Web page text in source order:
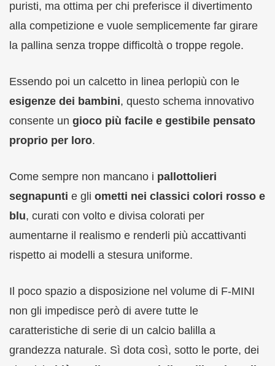
puristi, ma ottima per chi preferisce il divertimento
alla competizione e vuole semplicemente far girare
la pallina senza troppe difficoltà o troppe regole.
Essendo poi un calcetto in linea perlopiù con le
esigenze dei bambini, questo schema innovativo
consente un gioco più facile e gestibile pensato
proprio per loro.
Come sempre non mancano i pallottolieri
segnapunti e gli ometti nei classici colori rosso e
blu, curati con volto e divisa colorati per
aumentarne il realismo e renderli più accattivanti
rispetto ai modelli a stesura uniforme.
Il poco spazio a disposizione nel volume di F-MINI
non gli impedisce però di avere tutte le
caratteristiche di serie di un calcio balilla a
grandezza naturale. Sì dota così, sotto le porte, dei